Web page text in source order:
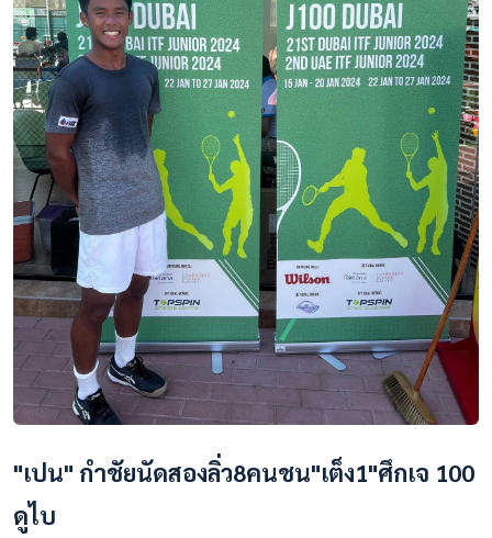
"เปน" กำชัยนัดสองลิ่ว8คนชน"เต็ง1"ศึกเจ 100
ดูไบ